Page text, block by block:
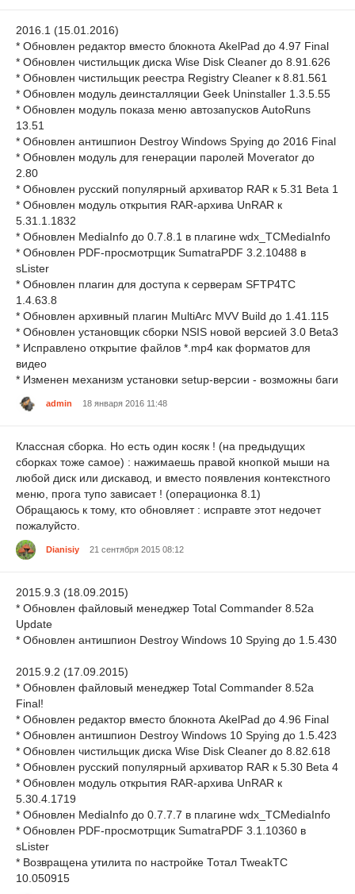
2016.1 (15.01.2016)
* Обновлен редактор вместо блокнота AkelPad до 4.97 Final
* Обновлен чистильщик диска Wise Disk Cleaner до 8.91.626
* Обновлен чистильщик реестра Registry Cleaner к 8.81.561
* Обновлен модуль деинсталляции Geek Uninstaller 1.3.5.55
* Обновлен модуль показа меню автозапусков AutoRuns
13.51
* Обновлен антишпион Destroy Windows Spying до 2016 Final
* Обновлен модуль для генерации паролей Moverator до
2.80
* Обновлен русский популярный архиватор RAR к 5.31 Beta 1
* Обновлен модуль открытия RAR-архива UnRAR к
5.31.1.1832
* Обновлен MediaInfo до 0.7.8.1 в плагине wdx_TCMediaInfo
* Обновлен PDF-просмотрщик SumatraPDF 3.2.10488 в
sLister
* Обновлен плагин для доступа к серверам SFTP4TC
1.4.63.8
* Обновлен архивный плагин MultiArc MVV Build до 1.41.115
* Обновлен установщик сборки NSIS новой версией 3.0 Beta3
* Исправлено открытие файлов *.mp4 как форматов для
видео
* Изменен механизм установки setup-версии - возможны баги
admin 18 января 2016 11:48
Классная сборка. Но есть один косяк ! (на предыдущих
сборках тоже самое) : нажимаешь правой кнопкой мыши на
любой диск или дискавод, и вместо появления контекстного
меню, прога тупо зависает ! (операционка 8.1)
Обращаюсь к тому, кто обновляет : исправте этот недочет
пожалуйсто.
Dianisiy 21 сентября 2015 08:12
2015.9.3 (18.09.2015)
* Обновлен файловый менеджер Total Commander 8.52a
Update
* Обновлен антишпион Destroy Windows 10 Spying до 1.5.430
2015.9.2 (17.09.2015)
* Обновлен файловый менеджер Total Commander 8.52a
Final!
* Обновлен редактор вместо блокнота AkelPad до 4.96 Final
* Обновлен антишпион Destroy Windows 10 Spying до 1.5.423
* Обновлен чистильщик диска Wise Disk Cleaner до 8.82.618
* Обновлен русский популярный архиватор RAR к 5.30 Beta 4
* Обновлен модуль открытия RAR-архива UnRAR к
5.30.4.1719
* Обновлен MediaInfo до 0.7.7.7 в плагине wdx_TCMediaInfo
* Обновлен PDF-просмотрщик SumatraPDF 3.1.10360 в
sLister
* Возвращена утилита по настройке Тотал TweakTC
10.050915